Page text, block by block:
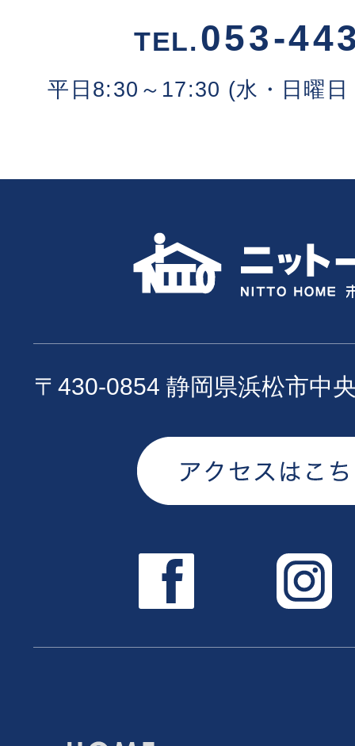
TEL.053-
平日8:30～17:30 (水・日曜
〒430-0854 静岡県浜松市中